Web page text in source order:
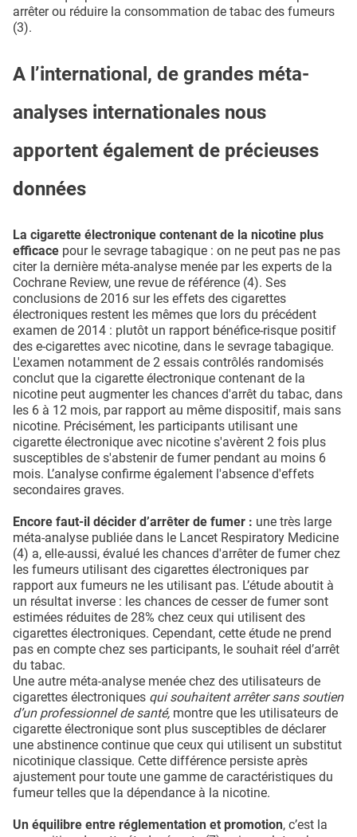
arrêter ou réduire la consommation de tabac des fumeurs
(3).
A l’international, de grandes méta-
analyses internationales nous
apportent également de précieuses
données
La cigarette électronique contenant de la nicotine plus
efficace pour le sevrage tabagique : on ne peut pas ne pas
citer la dernière méta-analyse menée par les experts de la
Cochrane Review, une revue de référence (4). Ses
conclusions de 2016 sur les effets des cigarettes
électroniques restent les mêmes que lors du précédent
examen de 2014 : plutôt un rapport bénéfice-risque positif
des e-cigarettes avec nicotine, dans le sevrage tabagique.
L'examen notamment de 2 essais contrôlés randomisés
conclut que la cigarette électronique contenant de la
nicotine peut augmenter les chances d'arrêt du tabac, dans
les 6 à 12 mois, par rapport au même dispositif, mais sans
nicotine. Précisément, les participants utilisant une
cigarette électronique avec nicotine s'avèrent 2 fois plus
susceptibles de s'abstenir de fumer pendant au moins 6
mois. L’analyse confirme également l'absence d'effets
secondaires graves.
Encore faut-il décider d’arrêter de fumer : une très large
méta-analyse publiée dans le Lancet Respiratory Medicine
(4) a, elle-aussi, évalué les chances d'arrêter de fumer chez
les fumeurs utilisant des cigarettes électroniques par
rapport aux fumeurs ne les utilisant pas. L’étude aboutit à
un résultat inverse : les chances de cesser de fumer sont
estimées réduites de 28% chez ceux qui utilisent des
cigarettes électroniques. Cependant, cette étude ne prend
pas en compte chez ses participants, le souhait réel d’arrêt
du tabac.
Une autre méta-analyse menée chez des utilisateurs de
cigarettes électroniques qui souhaitent arrêter sans soutien
d’un professionnel de santé, montre que les utilisateurs de
cigarette électronique sont plus susceptibles de déclarer
une abstinence continue que ceux qui utilisent un substitut
nicotinique classique. Cette différence persiste après
ajustement pour toute une gamme de caractéristiques du
fumeur telles que la dépendance à la nicotine.
Un équilibre entre réglementation et promotion, c’est la